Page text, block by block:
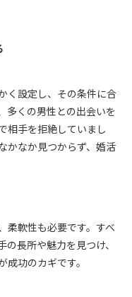
く設定し、その条件に合
多くの男性との出会いを
相手を拒絶していまし
かなか見つからず、婚活
柔軟性も必要です。すべ
長所や魅力を見つけ、
功のカギです。